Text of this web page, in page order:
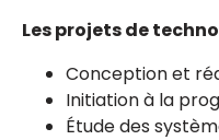
Les projets de
Conception et
Initiation à la
Étude des